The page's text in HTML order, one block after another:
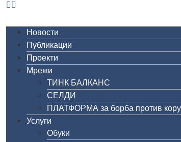
Новости
Публикации
Проекти
Мрежи
ТИНК БАЛКАНС
СЕЛДИ
ПЛАТФОРМА за борба против
Услуги
Обуки